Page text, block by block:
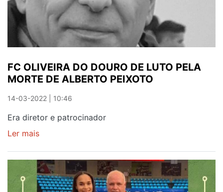
FC OLIVEIRA DO DOURO DE LUTO PELA
MORTE DE ALBERTO PEIXOTO
14-03-2022 | 10:46
Era diretor e patrocinador
Ler mais
OLIVEIRA
DO
DOURO